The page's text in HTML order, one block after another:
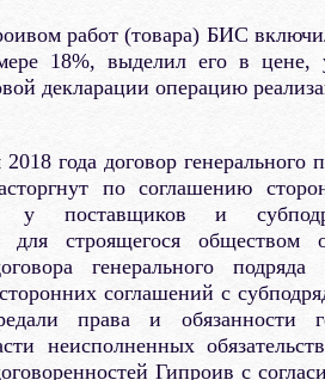
работ (товара) БИС
18%, выделил его в цене,
декларации операцию
2018 года договор
по соглашению
у поставщиков и
для строящегося обществом
генерального подряда
соглашений с
права и обязанности
неисполненных
Гипроив с